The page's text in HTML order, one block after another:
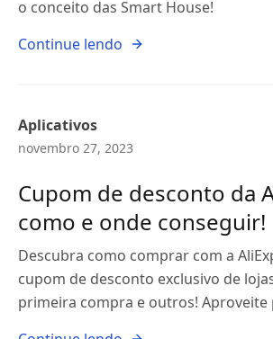
o conceito das Smart House!
Continue lendo
Aplicativos
novembro 27, 2023
Cupom de desconto da
como e onde conseguir!
Descubra como comprar com a
cupom de desconto exclusivo de
primeira compra e outros! Aproveite